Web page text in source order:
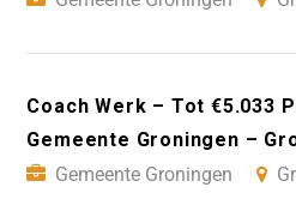
Coach Werk – Tot €5.033
Gemeente Groningen –
Gemeente Groningen